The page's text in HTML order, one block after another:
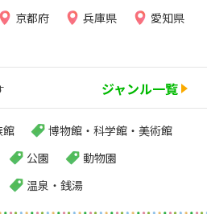
京都府 兵庫県
愛知県
ジャンル一覧
館
博物館・科学館・美術館
公園
動物園
温泉・銭湯